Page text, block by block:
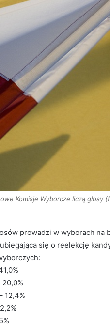
Komisje Wyborcze liczą głosy
prowadzi w wyborach na
się o reelekcję
12,4%